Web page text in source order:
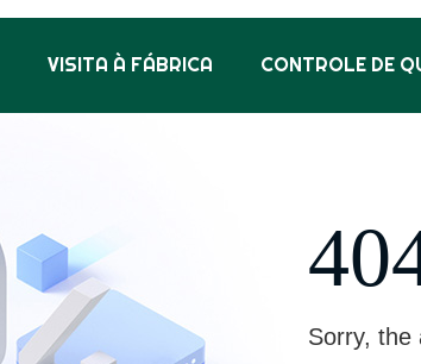
VISITA À FÁBRICA CONTROLE DE
Sorry, the